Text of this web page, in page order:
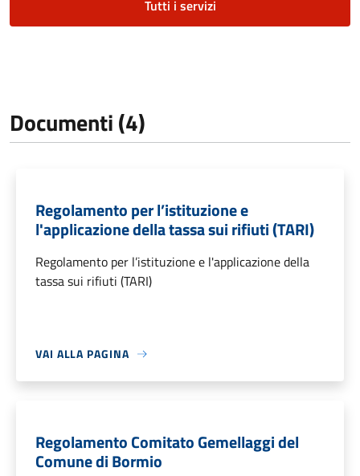
Tutti i servizi
Documenti (4)
Regolamento per l’istituzione e
l'applicazione della tassa sui rifiuti (TARI)
Regolamento per l’istituzione e l'applicazione della
tassa sui rifiuti (TARI)
VAI ALLA PAGINA
Regolamento Comitato Gemellaggi del
Comune di Bormio